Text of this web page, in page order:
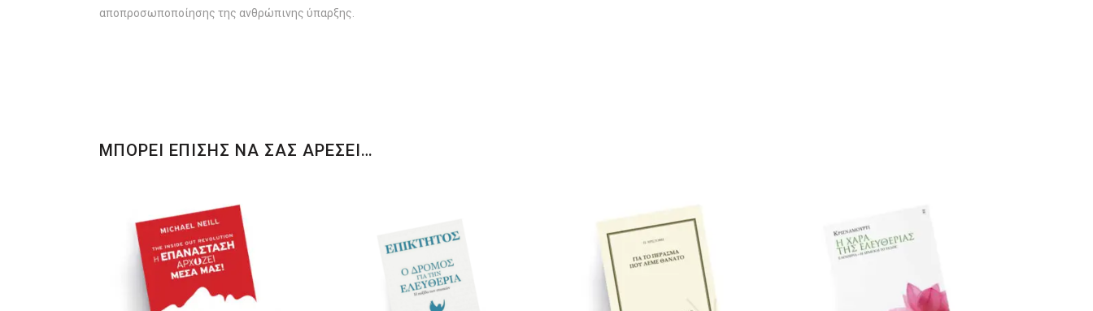
αποπροσωποποίησης της ανθρώπινης ύπαρξης.
ΜΠΟΡΕΙ ΕΠΙΣΗΣ ΝΑ ΣΑΣ ΑΡΕΣΕΙ…